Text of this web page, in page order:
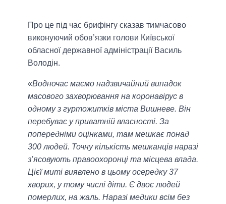
Про це під час брифінгу сказав тимчасово
виконуючий обов’язки голови Київської
обласної державної адміністрації Василь
Володін.
«Водночас маємо надзвичайний випадок
масового захворювання на коронавірус в
одному з гуртожитків міста Вишневе. Він
перебуває у приватній власності. За
попередніми оцінками, там мешкає понад
300 людей. Точну кількість мешканців наразі
з’ясовують правоохоронці та місцева влада.
Цієї миті виявлено в цьому осередку 37
хворих, у тому числі діти. Є двоє людей
померлих, на жаль. Наразі медики всім без